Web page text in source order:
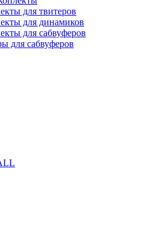
для твитеров
для динамиков
для сабвуферов
для сабвуферов